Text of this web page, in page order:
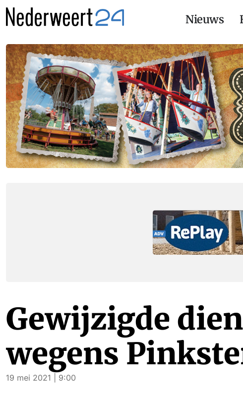
Nieuws
Gewijzigde
wegens
19 mei 2021 | 9:00